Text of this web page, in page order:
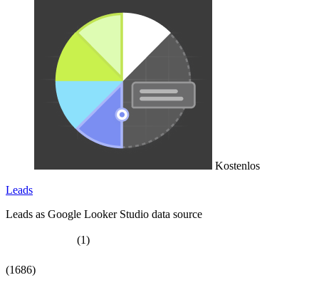
Kostenlos
Leads
Leads as Google Looker Studio data source
(1)
(1686)